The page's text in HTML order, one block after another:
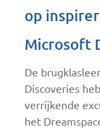
op
Microsoft
De
Discoveries
verrijkende
het